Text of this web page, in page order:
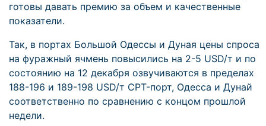
готовы давать премию за объем и качественные
показатели.
Так, в портах Большой Одессы и Дуная цены спроса
на фуражный ячмень повысились на 2-5 USD/т и по
состоянию на 12 декабря озвучиваются в пределах
188-196 и 189-198 USD/т CPT-порт, Одесса и Дунай
соответственно по сравнению с концом прошлой
недели.